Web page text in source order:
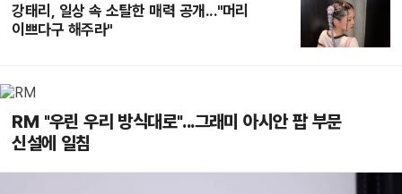
강태리, 일상 속 소탈한 매력 공개..."머리
이쁘다구 해주라"
RM "우린 우리 방식대로"...그래미 아시안 팝 부문
신설에 일침